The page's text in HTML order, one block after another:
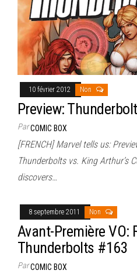
10 février 2012 Non
Preview:
ParCOMIC BOX
[FRENCH] Marvel tells us:
Thunderbolts vs. King Arthur’s
discovers…
8 septembre 2011 Non
Avant-Première VO:
Thunderbolts #163
ParCOMIC BOX